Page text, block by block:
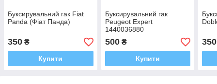
Буксирувальний гак Fiat
Panda (Фіат Панда)
350 ₴
Купити
Буксирувальний гак
Peugeot Expert
1440036880
500₴
Купити
350